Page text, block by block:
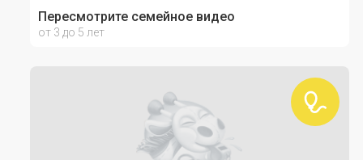
Пересмотрите семейное видео
от 3 до 5 лет